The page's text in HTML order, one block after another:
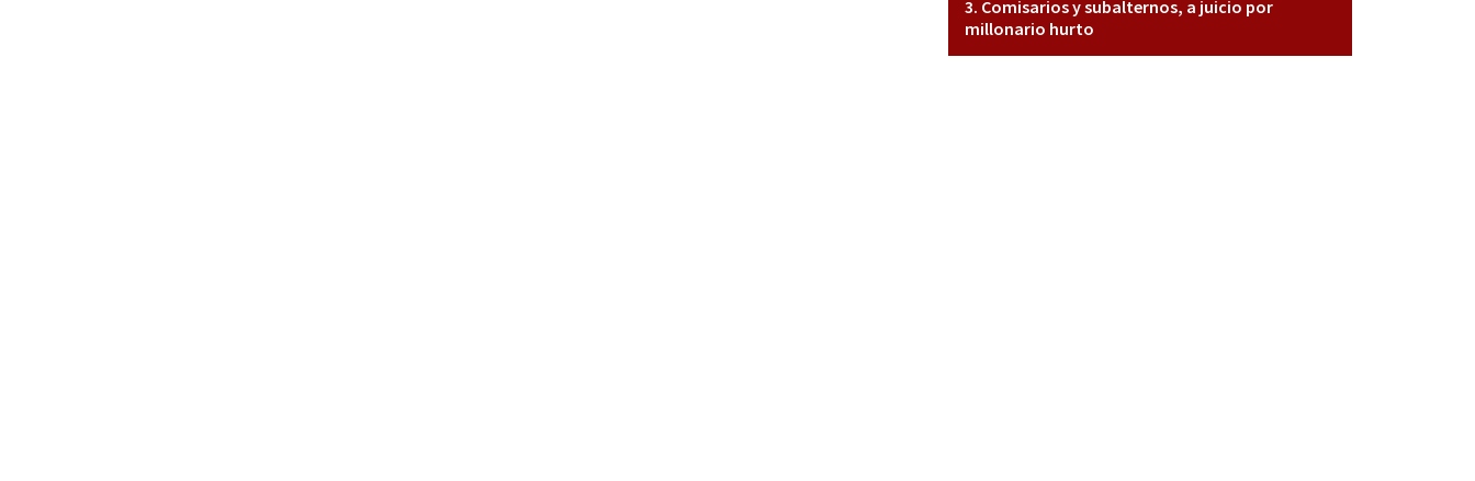
Comisarios y subalternos, a juicio por
millonario hurto